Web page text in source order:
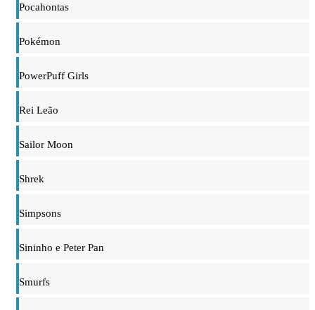
Pocahontas
Pokémon
PowerPuff Girls
Rei Leão
Sailor Moon
Shrek
Simpsons
Sininho e Peter Pan
Smurfs